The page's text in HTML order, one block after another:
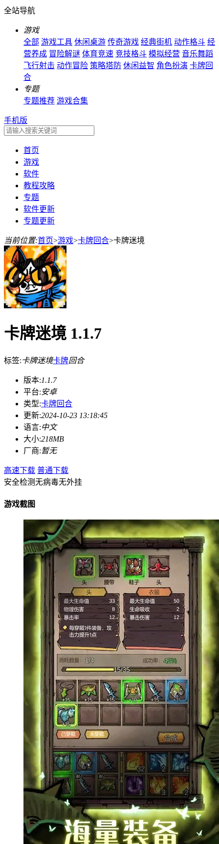
全站导航
游戏
全部 游戏工具 休闲桌游 传奇游戏 经典街机 动作格斗 经
营养成 冒险解谜 体育竞速 竞技格斗 模拟经营 音乐舞蹈
飞行射击 动作冒险 策略塔防 休闲益智 角色扮演 卡牌回
合
专题
专题推荐 游戏合集
手机版
首页
游戏
软件
教程攻略
专题
软件更新
专题更新
当前位置:首页>游戏>卡牌回合>卡牌迷境
卡牌迷境 1.1.7
标签:卡牌迷境卡牌回合
版本:1.1.7
平台:安卓
类型:卡牌回合
更新:2024-10-23 13:18:45
语言:中文
大小:218MB
厂商:暂无
高速下载 普通下载
安全检测无病毒无外挂
游戏截图